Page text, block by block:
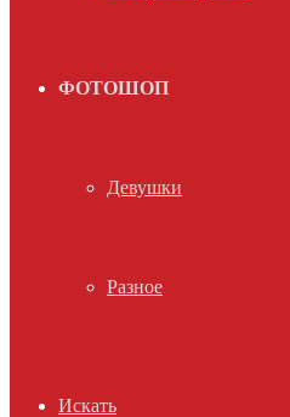
ФОТОШОП
Девушки
Разное
Искать